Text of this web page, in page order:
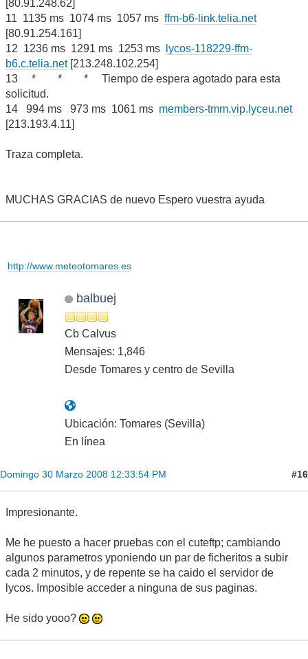
[80.91.248.62]
11 1135 ms 1074 ms 1057 ms ffm-b6-link.telia.net
[80.91.254.161]
12 1236 ms 1291 ms 1253 ms
lycos-118229-ffm-
b6.c.telia.net[213.248.102.254]
13 * * * Tiempo de espera agotado para esta
solicitud.
14 994 ms 973 ms 1061 ms members-tmm.vip.lyceu.net
[213.193.4.11]
Traza completa.
MUCHAS GRACIAS de nuevo Espero vuestra ayuda
http://www.meteotomares.es
balbuej
Cb Calvus
Mensajes: 1,846
Desde Tomares y centro de Sevilla
Ubicación: Tomares (Sevilla)
En línea
Domingo 30 Marzo 2008 12:33:54 PM #16
Impresionante.
Me he puesto a hacer pruebas con el cuteftp; cambiando
algunos parametros yponiendo un par de ficheritos a subir
cada 2 minutos, y de repente se ha caido el servidor de
lycos. Imposible acceder a ninguna de sus paginas.
He sido yooo?